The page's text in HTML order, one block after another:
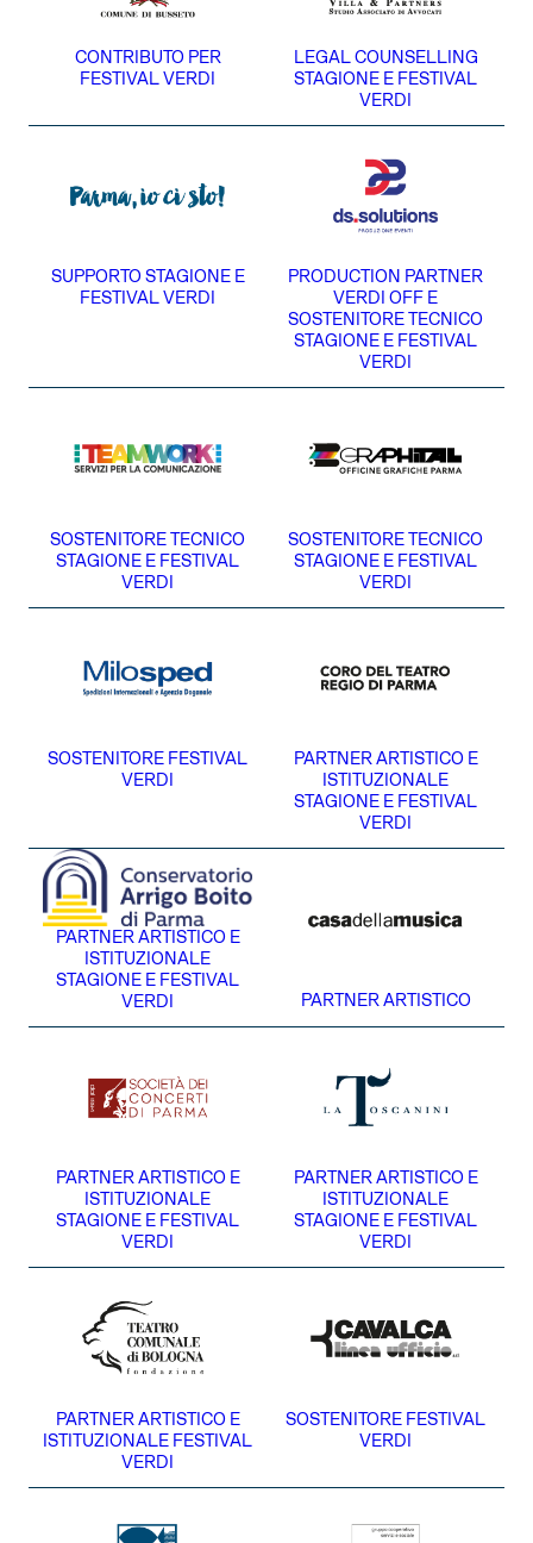
CONTRIBUTO PER
FESTIVAL VERDI
LEGAL COUNSELLING
STAGIONE E FESTIVAL
VERDI
SUPPORTO STAGIONE E
FESTIVAL VERDI
PRODUCTION PARTNER
VERDI OFF E
SOSTENITORE TECNICO
STAGIONE E FESTIVAL
VERDI
SOSTENITORE TECNICO
STAGIONE E FESTIVAL
VERDI
SOSTENITORE TECNICO
STAGIONE E FESTIVAL
VERDI
SOSTENITORE FESTIVAL
VERDI
PARTNER ARTISTICO E
ISTITUZIONALE
STAGIONE E FESTIVAL
VERDI
PARTNER ARTISTICO E
ISTITUZIONALE
STAGIONE E FESTIVAL
VERDI
PARTNER ARTISTICO
PARTNER ARTISTICO E
ISTITUZIONALE
STAGIONE E FESTIVAL
VERDI
PARTNER ARTISTICO E
ISTITUZIONALE
STAGIONE E FESTIVAL
VERDI
PARTNER ARTISTICO E
ISTITUZIONALE FESTIVAL
VERDI
SOSTENITORE FESTIVAL
VERDI